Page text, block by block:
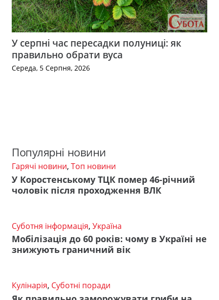
У серпні час пересадки полуниці: як
правильно обрати вуса
Середа, 5 Серпня, 2026
Популярні новини
Гарячі новини, Топ новини
У Коростенському ТЦК помер 46-річний
чоловік після проходження ВЛК
Суботня інформація, Україна
Мобілізація до 60 років: чому в Україні не
знижують граничний вік
Кулінарія, Суботні поради